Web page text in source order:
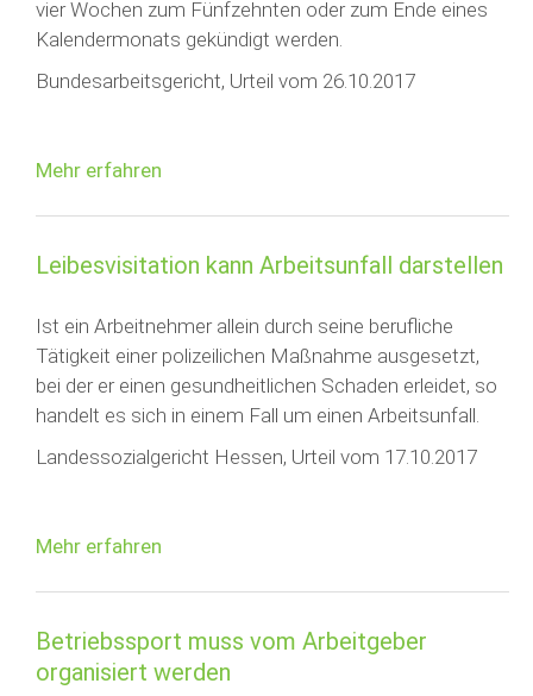
vier Wochen zum Fünfzehnten oder zum Ende eines
Kalendermonats gekündigt werden.
Bundesarbeitsgericht, Urteil vom 26.10.2017
Mehr erfahren
Leibesvisitation kann Arbeitsunfall darstellen
Ist ein Arbeitnehmer allein durch seine berufliche
Tätigkeit einer polizeilichen Maßnahme ausgesetzt,
bei der er einen gesundheitlichen Schaden erleidet, so
handelt es sich in einem Fall um einen Arbeitsunfall.
Landessozialgericht Hessen, Urteil vom 17.10.2017
Mehr erfahren
Betriebssport muss vom Arbeitgeber
organisiert werden